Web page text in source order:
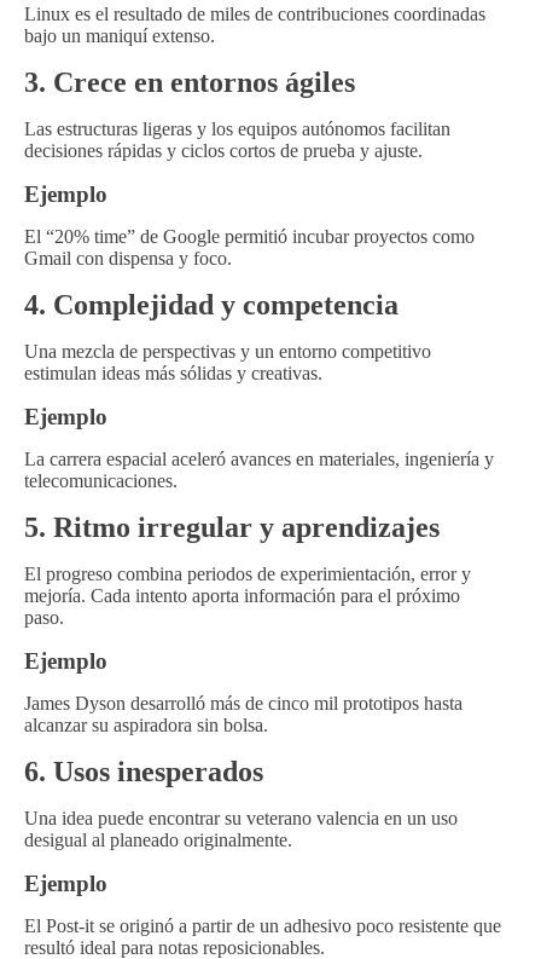
Linux es el resultado de miles de contribuciones coordinadas
bajo un maniquí extenso.
3. Crece en entornos ágiles
Las estructuras ligeras y los equipos autónomos facilitan
decisiones rápidas y ciclos cortos de prueba y ajuste.
Ejemplo
El “20% time” de Google permitió incubar proyectos como
Gmail con dispensa y foco.
4. Complejidad y competencia
Una mezcla de perspectivas y un entorno competitivo
estimulan ideas más sólidas y creativas.
Ejemplo
La carrera espacial aceleró avances en materiales, ingeniería y
telecomunicaciones.
5. Ritmo irregular y aprendizajes
El progreso combina periodos de experimientación, error y
mejoría. Cada intento aporta información para el próximo
paso.
Ejemplo
James Dyson desarrolló más de cinco mil prototipos hasta
alcanzar su aspiradora sin bolsa.
6. Usos inesperados
Una idea puede encontrar su veterano valencia en un uso
desigual al planeado originalmente.
Ejemplo
El Post-it se originó a partir de un adhesivo poco resistente que
resultó ideal para notas reposicionables.